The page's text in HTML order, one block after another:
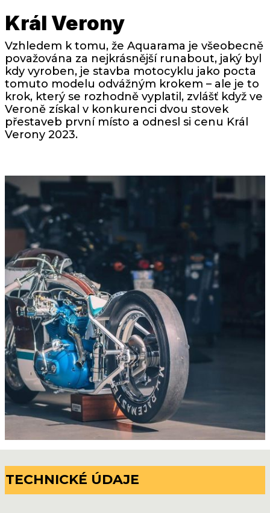
Král Verony
Vzhledem k tomu, že Aquarama je všeobecně
považována za nejkrásnější runabout, jaký byl
kdy vyroben, je stavba motocyklu jako pocta
tomuto modelu odvážným krokem – ale je to
krok, který se rozhodně vyplatil, zvlášť když ve
Veroně získal v konkurenci dvou stovek
přestaveb první místo a odnesl si cenu Král
Verony 2023.
TECHNICKÉ ÚDAJE